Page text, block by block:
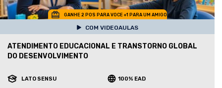
GANHE 2 POS PARA VOCE +1 PARA UM AMIGO
COM VIDEOAULAS
ATENDIMENTO EDUCACIONAL E TRANSTORNO GLOBAL
DO DESENVOLVIMENTO
LATO SENSU 100% EAD